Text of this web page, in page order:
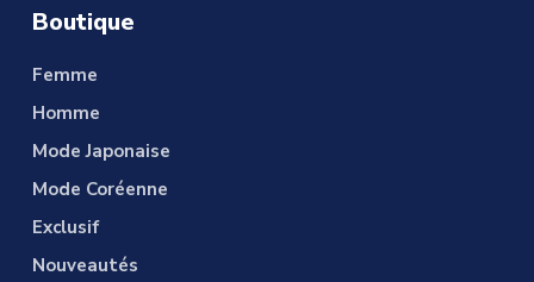
Boutique
Femme
Homme
Mode Japonaise
Mode Coréenne
Exclusif
Nouveautés